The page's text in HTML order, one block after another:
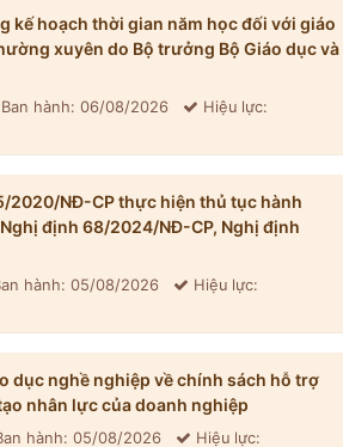
kế hoạch thời gian năm học đối với giáo
xuyên do Bộ trưởng Bộ Giáo dục và
Ban hành: 06/08/2026 Hiệu lực:
2020/NĐ-CP thực hiện thủ tục hành
định 68/2024/NĐ-CP, Nghị định
hành: 05/08/2026 Hiệu lực:
dục nghề nghiệp về chính sách hỗ trợ
nhân lực của doanh nghiệp
hành: 05/08/2026 Hiệu lực: